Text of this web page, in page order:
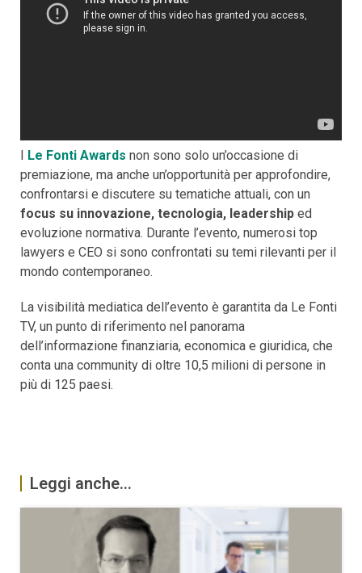
I Le Fonti Awards non sono solo un’occasione di
premiazione, ma anche un’opportunità per approfondire,
confrontarsi e discutere su tematiche attuali, con un
focus su innovazione, tecnologia, leadership ed
evoluzione normativa. Durante l’evento, numerosi top
lawyers e CEO si sono confrontati su temi rilevanti per il
mondo contemporaneo.
La visibilità mediatica dell’evento è garantita da Le Fonti
TV, un punto di riferimento nel panorama
dell’informazione finanziaria, economica e giuridica, che
conta una community di oltre 10,5 milioni di persone in
più di 125 paesi.
Leggi anche...